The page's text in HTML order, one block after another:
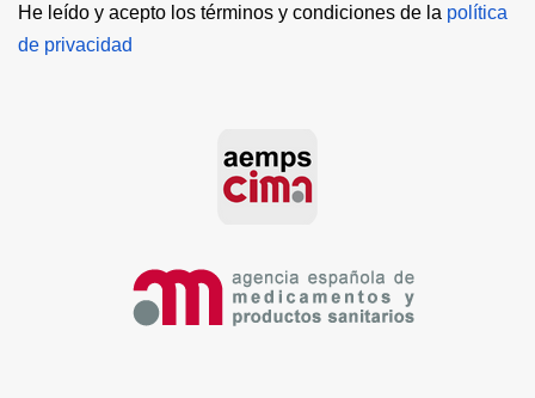
He leído y acepto los términos y condiciones de la política
de privacidad